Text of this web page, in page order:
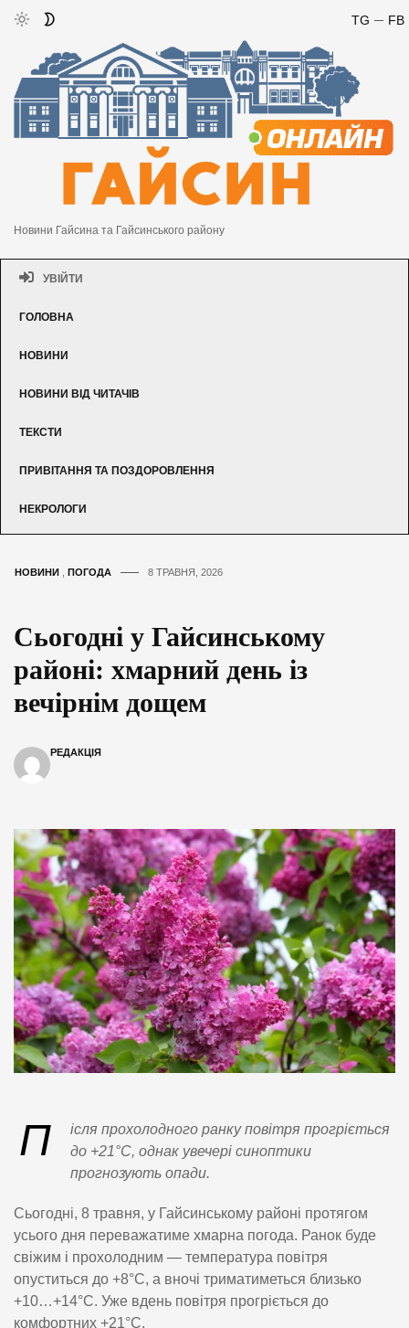
FB
TG
Новини Гайсина та Гайсинського району
УВІЙТИ
ГОЛОВНА
НОВИНИ
НОВИНИ ВІД ЧИТАЧІВ
ТЕКСТИ
ПРИВІТАННЯ ТА ПОЗДОРОВЛЕННЯ
НЕКРОЛОГИ
НОВИНИ ПОГОДА 8 ТРАВНЯ, 2026
Сьогодні у Гайсинському
районі: хмарний день із
вечірнім дощем
РЕДАКЦІЯ
П
ісля прохолодного ранку повітря прогріється
до +21°C, однак увечері синоптики
прогнозують опади.
Сьогодні, 8 травня, у Гайсинському районі протягом
усього дня переважатиме хмарна погода. Ранок буде
свіжим і прохолодним — температура повітря
опуститься до +8°C, а вночі триматиметься близько
+10…+14°C. Уже вдень повітря прогріється до
комфортних +21°C.